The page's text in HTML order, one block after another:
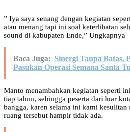
” Iya saya senang dengan kegiatan
atau menang tapi ini soal keterlibatan
sound di kabupaten Ende,” Ungkapnya
Baca Juga: ​Sinergi Tanpa Batas,
Pasukan Operasi Semana Santa
Manto menambahkan kegiatan seperti
tiap tahun, sehingga peserta dari luar
bangga, karen selama ini kami
ruang tersebut hampir tidak ada.